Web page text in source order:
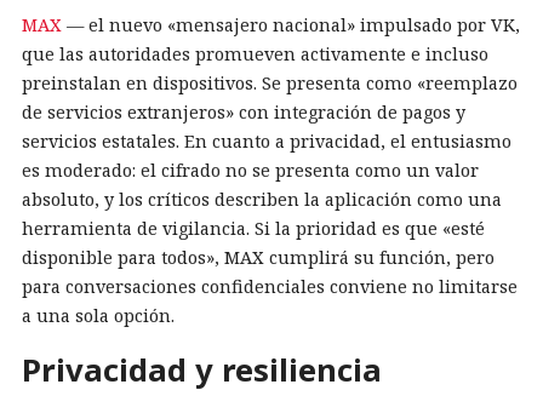
MAX — el nuevo «mensajero nacional» impulsado por VK,
que las autoridades promueven activamente e incluso
preinstalan en dispositivos. Se presenta como «reemplazo
de servicios extranjeros» con integración de pagos y
servicios estatales. En cuanto a privacidad, el entusiasmo
es moderado: el cifrado no se presenta como un valor
absoluto, y los críticos describen la aplicación como una
herramienta de vigilancia. Si la prioridad es que «esté
disponible para todos», MAX cumplirá su función, pero
para conversaciones confidenciales conviene no limitarse
a una sola opción.
Privacidad y resiliencia